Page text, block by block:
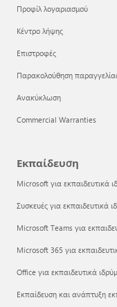
Προφίλ λογαριασμού
Κέντρο λήψης
Επιστροφές
Παρακολούθηση
Ανακύκλωση
Commercial Warranties
Εκπαίδευση
Microsoft για εκπαιδευτικά
Συσκευές για εκπαιδευτικά
Microsoft Teams για
Microsoft 365 για
Office για εκπαιδευτικά
Εκπαίδευση και ανάπτυξη